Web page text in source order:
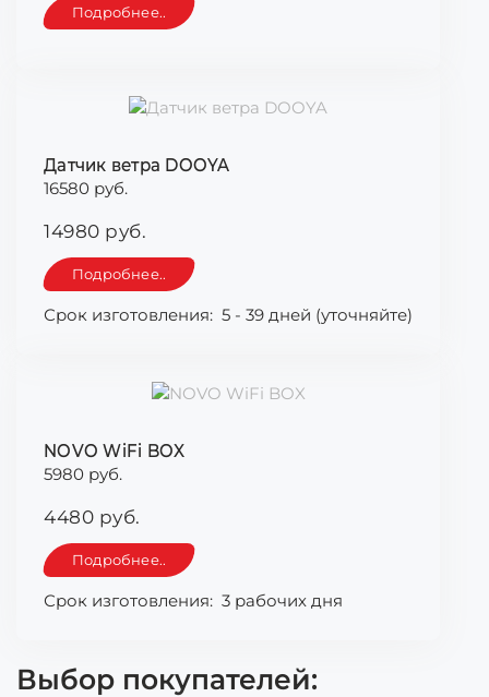
Подробнее..
Датчик ветра DOOYA
16580 руб.
14980 руб.
Подробнее..
Срок изготовления: 5 - 39 дней (уточняйте)
NOVO WiFi BOX
5980 руб.
4480 руб.
Подробнее..
Срок изготовления: 3 рабочих дня
Выбор покупателей: